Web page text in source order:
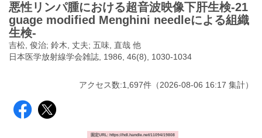
悪性リンパ腫における超音波映像下肝生検-21
guage modified Menghini needleによる組織
生検-
吉松, 俊治; 鈴木, 丈夫; 五味, 直哉 他
日本医学放射線学会雑誌, 1986, 46(8), 1030-1034
アクセス数:1,697件 （2026-08-06 16:17 集計）
固定URL: https://hdl.handle.net/11094/19808